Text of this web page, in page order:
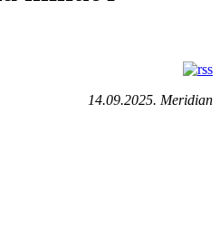
14.09.2025. Meridian